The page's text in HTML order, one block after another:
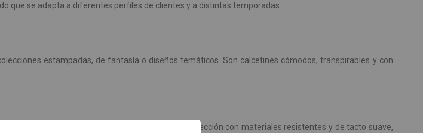
que se adapta a diferentes perfiles de clientes y a distintas temporadas.
estampadas, de fantasía o diseños temáticos. Son calcetines cómodos, transpirables y con
adaptan a todo tipo de públicos. Gracias a su confección con materiales resistentes y de tacto suave,